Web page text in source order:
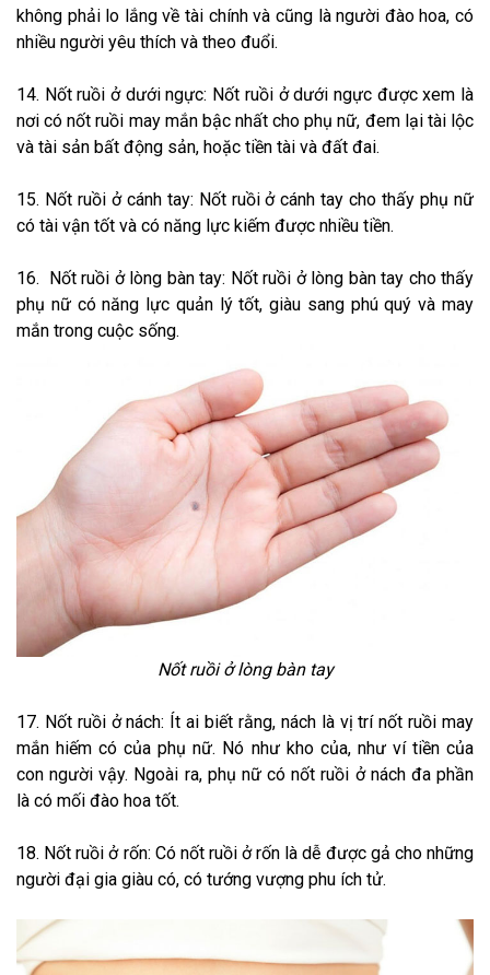
không phải lo lắng về tài chính và cũng là người đào hoa, có
nhiều người yêu thích và theo đuổi.
14. Nốt ruồi ở dưới ngực: Nốt ruồi ở dưới ngực được xem là
nơi có nốt ruồi may mắn bậc nhất cho phụ nữ, đem lại tài lộc
và tài sản bất động sản, hoặc tiền tài và đất đai.
15. Nốt ruồi ở cánh tay: Nốt ruồi ở cánh tay cho thấy phụ nữ
có tài vận tốt và có năng lực kiếm được nhiều tiền.
16. Nốt ruồi ở lòng bàn tay: Nốt ruồi ở lòng bàn tay cho thấy
phụ nữ có năng lực quản lý tốt, giàu sang phú quý và may
mắn trong cuộc sống.
Nốt ruồi ở lòng bàn tay
17. Nốt ruồi ở nách: Ít ai biết rằng, nách là vị trí nốt ruồi may
mắn hiếm có của phụ nữ. Nó như kho của, như ví tiền của
con người vậy. Ngoài ra, phụ nữ có nốt ruồi ở nách đa phần
là có mối đào hoa tốt.
18. Nốt ruồi ở rốn: Có nốt ruồi ở rốn là dễ được gả cho những
người đại gia giàu có, có tướng vượng phu ích tử.